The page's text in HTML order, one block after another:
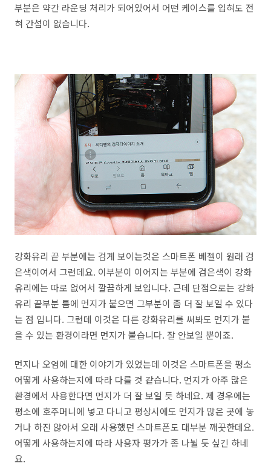
부분은 약간 라운딩 처리가 되어있어서 어떤 케이스를 입혀도 전
혀 간섭이 없습니다.
강화유리 끝 부분에는 검게 보이는것은 스마트폰 베젤이 원래 검
은색이여서 그런데요. 이부분이 이어지는 부분에 검은색이 강화
유리에는 따로 없어서 깔끔하게 보입니다. 근데 단점으로는 강화
유리 끝부분 틈에 먼지가 붙으면 그부분이 좀 더 잘 보일 수 있다
는 점 입니다. 그런데 이것은 다른 강화유리를 써봐도 먼지가 붙
을 수 있는 환경이라면 먼지가 붙습니다. 잘 안보일 뿐이죠.
먼지나 오염에 대한 이야기가 있었는데 이것은 스마트폰을 평소
어떻게 사용하는지에 따라 다를 것 같습니다. 먼지가 아주 많은
환경에서 사용한다면 먼지가 더 잘 보일 듯 하네요. 제 경우에는
평소에 호주머니에 넣고 다니고 평상시에도 먼지가 많은 곳에 놓
거나 하진 않아서 오래 사용했던 스마트폰도 대부분 깨끗한데요.
어떻게 사용하는지에 따라 사용자 평가가 좀 나뉠 듯 싶긴 하네
요.